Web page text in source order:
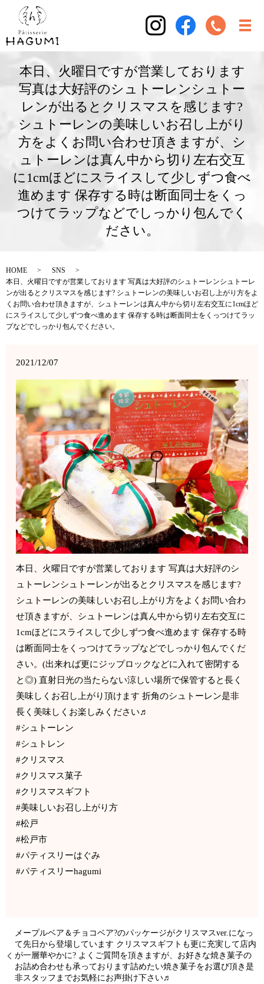
本日、火曜日ですが営業しております
写真は大好評のシュトーレンシュトー
レンが出るとクリスマスを感じます?
シュトーレンの美味しいお召し上がり
方をよくお問い合わせ頂きますが、シ
ュトーレンは真ん中から切り左右交互
に1cmほどにスライスして少しずつ食べ
進めます 保存する時は断面同士をくっ
つけてラップなどでしっかり包んでく
ださい。
HOME
SNS
本日、火曜日ですが営業しております 写真は大好評のシュトーレンシュトーレ
ンが出るとクリスマスを感じます? シュトーレンの美味しいお召し上がり方をよ
くお問い合わせ頂きますが、シュトーレンは真ん中から切り左右交互に1cmほど
にスライスして少しずつ食べ進めます 保存する時は断面同士をくっつけてラッ
プなどでしっかり包んでください。
2021/12/07
本日、火曜日ですが営業しております 写真は大好評のシ
ュトーレンシュトーレンが出るとクリスマスを感じます?
シュトーレンの美味しいお召し上がり方をよくお問い合わ
せ頂きますが、シュトーレンは真ん中から切り左右交互に
1cmほどにスライスして少しずつ食べ進めます 保存する時
は断面同士をくっつけてラップなどでしっかり包んでくだ
さい。(出来れば更にジップロックなどに入れて密閉する
と◎) 直射日光の当たらない涼しい場所で保管すると長く
美味しくお召し上がり頂けます 折角のシュトーレン是非
長く美味しくお楽しみください♬
#シュトーレン
#シュトレン
#クリスマス
#クリスマス菓子
#クリスマスギフト
#美味しいお召し上がり方
#松戸
#松戸市
#パティスリーはぐみ
#パティスリーhagumi
メープルベア＆チョコベア?のパッケージがクリスマスver.になっ
て先日から登場しています クリスマスギフトも更に充実して店内
が一層華やかに? よくご質問を頂きますが、お好きな焼き菓子の
お詰め合わせも承っております詰めたい焼き菓子をお選び頂き是
非スタッフまでお気軽にお声掛け下さい♬